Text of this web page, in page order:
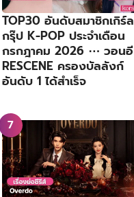
TOP30 อันดับสมาชิกเกิร์ล
กรุ๊ป K-POP ประจำเดือน
กรกฎาคม 2026 ⋯ วอนอี
RESCENE ครองบัลลังก์
อันดับ 1 ได้สำเร็จ